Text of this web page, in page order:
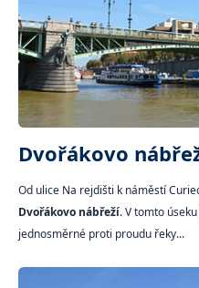
Dvořákovo
Od ulice Na rejdišti k náměstí
Dvořákovo nábřeží. V tomto
jednosměrné proti proudu řeky...